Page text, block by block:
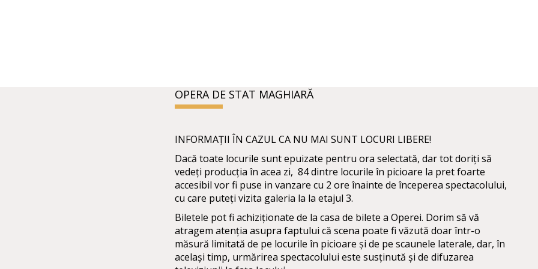
OPERA DE STAT MAGHIARĂ
INFORMAȚII ÎN CAZUL CA NU MAI SUNT LOCURI LIBERE!
Dacă toate locurile sunt epuizate pentru ora selectată, dar tot doriți să
vedeți producția în acea zi, 84 dintre locurile în picioare la pret foarte
accesibil vor fi puse in vanzare cu 2 ore înainte de începerea spectacolului,
cu care puteți vizita galeria la la etajul 3.
Biletele pot fi achiziționate de la casa de bilete a Operei. Dorim să vă
atragem atenția asupra faptului că scena poate fi văzută doar într-o
măsură limitată de pe locurile în picioare și de pe scaunele laterale, dar, în
același timp, urmărirea spectacolului este susținută și de difuzarea